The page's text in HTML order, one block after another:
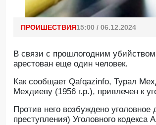
ПРОИШЕСТВИЯ15:00 / 06.12.2024
В связи с прошлогодним
арестован еще один человек.
Как сообщает Qafqazinfo, Турал
Мехдиеву (1956 г.р.), привлечен к
Против него возбуждено уголовное
преступления) Уголовного кодекса